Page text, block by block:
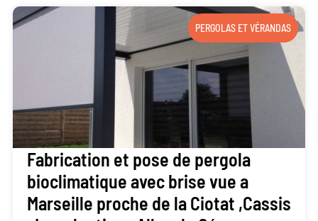
PERGOLAS ET VÉRANDAS
Fabrication et pose de pergola
bioclimatique avec brise vue a
Marseille proche de la Ciotat ,Cassis